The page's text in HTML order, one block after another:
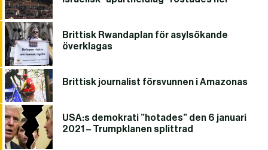
Brittisk Rwandaplan för asylsökande
överklagas
Brittisk journalist försvunnen i Amazonas
USA:s demokrati ”hotades” den 6 januari
2021 – Trumpklanen splittrad